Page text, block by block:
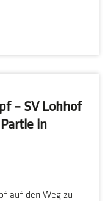
– SV Lohhof
in
auf den Weg zu